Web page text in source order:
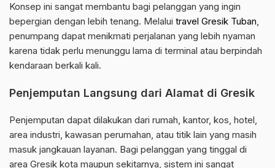
Konsep ini sangat membantu bagi pelanggan yang ingin
bepergian dengan lebih tenang. Melalui travel Gresik Tuban,
penumpang dapat menikmati perjalanan yang lebih nyaman
karena tidak perlu menunggu lama di terminal atau berpindah
kendaraan berkali kali.
Penjemputan Langsung dari Alamat di Gresik
Penjemputan dapat dilakukan dari rumah, kantor, kos, hotel,
area industri, kawasan perumahan, atau titik lain yang masih
masuk jangkauan layanan. Bagi pelanggan yang tinggal di
area Gresik kota maupun sekitarnya, sistem ini sangat